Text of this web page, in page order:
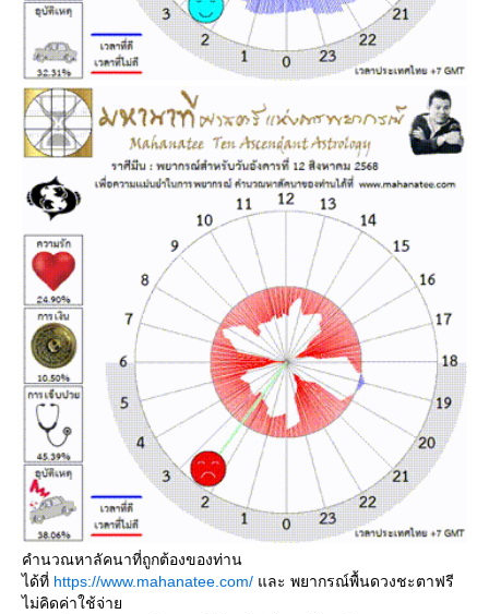
คำนวณหาลัคนาที่ถูกต้องของท่าน
ได้ที่ https://www.mahanatee.com/ ละ พยากรณ์พื้นดวงชะตาฟรี
ไม่คิดค่าใช้จ่า